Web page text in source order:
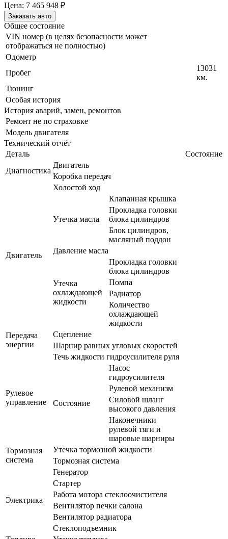
Цена: 7 465 948 ₽
Заказать авто
Общее состояние
VIN номер (в целях безопасности может
отображаться не полностью)
Одометр
Пробег
13031
км.
Тюнинг
Особая история
История аварий, замен, ремонтов
Ремонт не по страховке
Модель двигателя
Технический отчёт
Деталь
Состояние
Диагностика
Двигатель
Коробка передач
Двигатель
Холостой ход
Утечка масла
Клапанная крышка
Прокладка головки
блока цилиндров
Блок цилиндров,
масляный поддон
Давление масла
Утечка
охлаждающей
жидкости
Прокладка головки
блока цилиндров
Помпа
Радиатор
Количество
охлаждающей
жидкости
Передача
энергии
Сцепление
Шарнир равных угловых скоростей
Рулевое
управление
Течь жидкости гидроусилителя руля
Состояние
Насос
гидроусилителя
Рулевой механизм
Силовой шланг
высокого давления
Наконечники
рулевой тяги и
шаровые шарниры
Тормозная
система
Утечка тормозной жидкости
Тормозная система
Электрика
Генератор
Стартер
Работа мотора стеклоочистителя
Вентилятор печки салона
Вентилятор радиатора
Стеклоподъемник